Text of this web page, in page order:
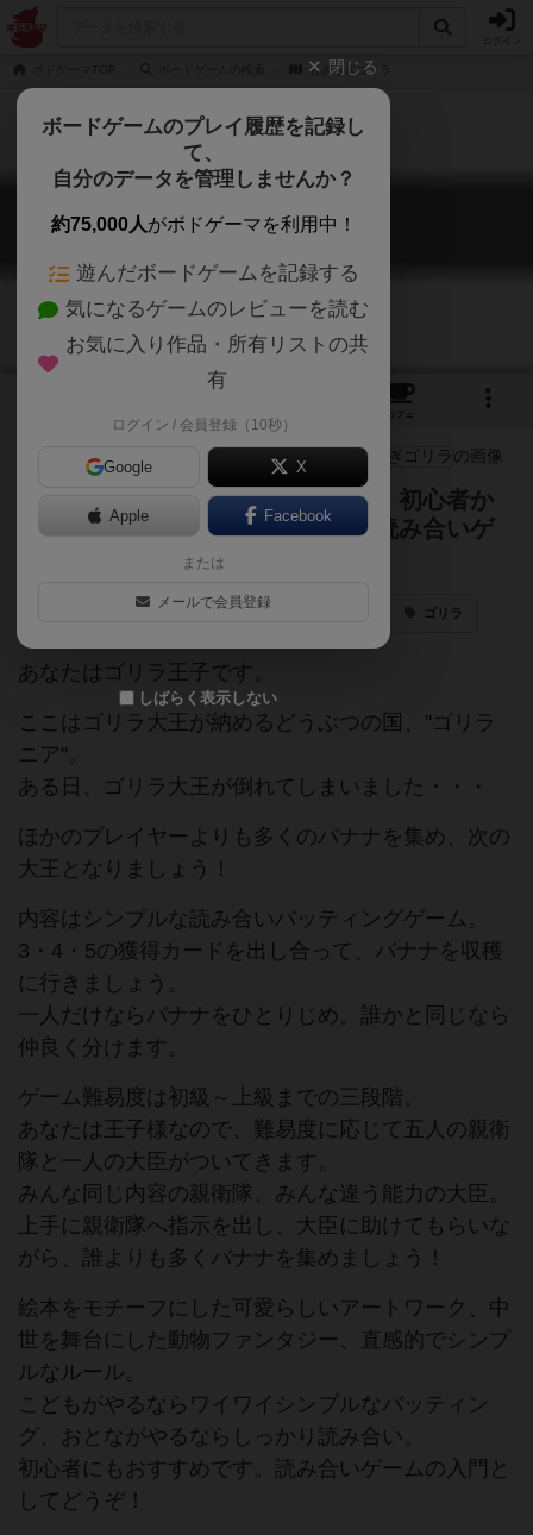
もぎもぎゴリラ
もぎもぎゴリラ
Mogimogi Gorilla
カフェ
「世界をつかめ、バナナをにぎれ」初心者か
ら上級者までわいわい楽しめる、読み合いゲ
バッティング ゴリラ
あなたはゴリラ王子です。
ここはゴリラ大王が納めるどうぶつの国、"ゴリラ
ニア"。
ある日、ゴリラ大王が倒れてしまいました・・・
ほかのプレイヤーよりも多くのバナナを集め、次の
大王となりましょう！
内容はシンプルな読み合いバッティングゲーム。
3・4・5の獲得カードを出し合って、バナナを収穫
に行きましょう。
一人だけならバナナをひとりじめ。誰かと同じなら
仲良く分けます。
ゲーム難易度は初級～上級までの三段階。
あなたは王子様なので、難易度に応じて五人の親衛
隊と一人の大臣がついてきます。
みんな同じ内容の親衛隊、みんな違う能力の大臣。
上手に親衛隊へ指示を出し、大臣に助けてもらいな
がら、誰よりも多くバナナを集めましょう！
絵本をモチーフにした可愛らしいアートワーク、中
世を舞台にした動物ファンタジー、直感的でシンプ
ルなルール。
こどもがやるならワイワイシンプルなバッティン
グ、おとながやるならしっかり読み合い。
初心者にもおすすめです。読み合いゲームの入門と
してどうぞ！
閉じる
ボードゲームのプレイ履歴を記録し
て、
自分のデータを管理しませんか？
約75,000人がボドゲーマを利用中！
遊んだボードゲームを記録する
気になるゲームのレビューを読む
お気に入り作品・所有リストの共
有
ログイン / 会員登録（10秒）
Google X
Apple Facebook
または
メールで会員登録
しばらく表示しない